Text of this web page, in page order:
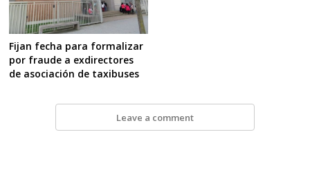
Fijan fecha para formalizar
por fraude a exdirectores
de asociación de taxibuses
Leave a comment